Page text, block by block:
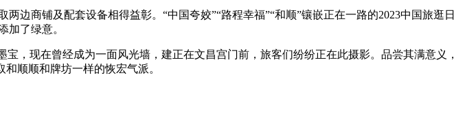
商铺及配套设备相得益彰。“中国夸姣”“路程幸福”“和顺”镶嵌正在一路的2023中国旅逛日
加了绿意。
现在曾经成为一面风光墙，建正在文昌宫门前，旅客们纷纷正在此摄影。品尝其满意义，
顺顺和牌坊一样的恢宏气派。